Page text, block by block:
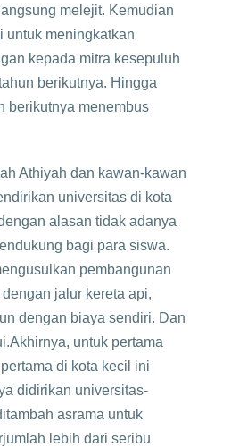
melejit. Kemudian
untuk meningkatkan
kepada mitra kesepuluh
berikutnya. Hingga
berikutnya menembus
Athiyah dan kawan-kawan
universitas di kota
alasan tidak adanya
bagi para siswa.
pembangunan
jalur kereta api,
dengan biaya sendiri. Dan
untuk pertama
di kota kecil ini
didirikan universitas-
asrama untuk
lebih dari seribu